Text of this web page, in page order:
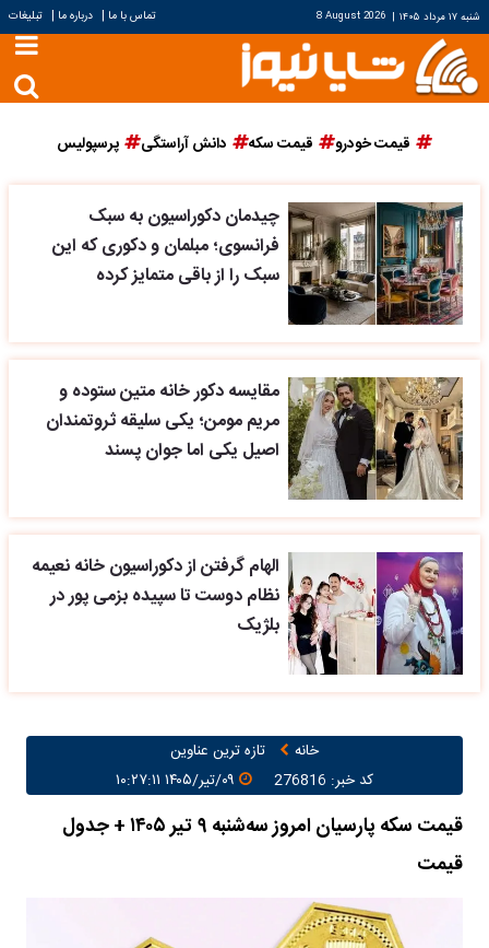
شنبه ۱۷ مرداد ۱۴۰۵ |
8 August 2026 تماس با ما | درباره ما | تبلیغات
قیمت خودرو قیمت سکه دانش آراستگی پرسپولیس
چیدمان دکوراسیون به سبک
فرانسوی؛ مبلمان و دکوری که این
سبک را از باقی متمایز کرده
مقایسه دکور خانه متین ستوده و
مریم مومن؛ یکی سلیقه ثروتمندان
اصیل یکی اما جوان پسند
الهام گرفتن از دکوراسیون خانه نعیمه
نظام دوست تا سپیده بزمی پور در
بلژیک
خانه
تازه ترین عناوین
کد خبر: 276816
قیمت سکه پارسیان امروز سه‌شنبه ۹ تیر ۱۴۰۵ + جدول
قیمت